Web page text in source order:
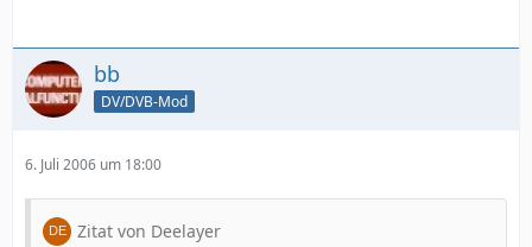
bb
DV/DVB-Mod
6. Juli 2006 um 18:00
Zitat von Deelayer